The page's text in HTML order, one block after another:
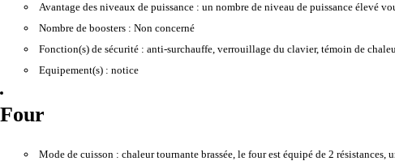
Avantage des niveaux de puissance : un nombre de niveau de puissance élevé
Nombre de boosters : Non concerné
Fonction(s) de sécurité : anti-surchauffe, verrouillage du clavier, témoin de
Equipement(s) : notice
Four
Mode de cuisson : chaleur tournante brassée, le four est équipé de 2